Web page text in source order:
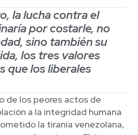
la lucha contra el
por costarle, no
sino también su
los tres valores
que los liberales
de los peores actos de
a la integridad humana
la tiranía venezolana,